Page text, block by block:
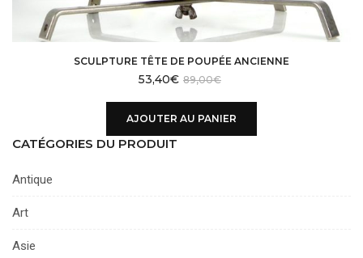
SCULPTURE TÊTE DE POUPÉE ANCIENNE
89,00€
53,40€
AJOUTER AU PANIER
CATÉGORIES DU PRODUIT
Antique
Art
Asie